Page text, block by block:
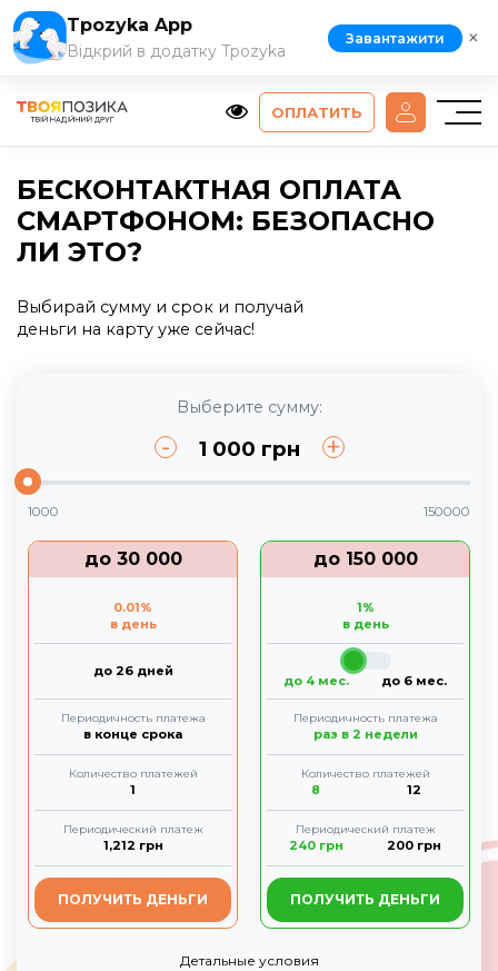
ОПЛАТИТЬ
БЕСКОНТАКТНАЯ ОПЛАТА
СМАРТФОНОМ: БЕЗОПАСНО
ЛИ ЭТО?
Выбирай сумму и срок и получай
деньги на карту уже сейчас!
Выберите сумму:
- 1 000 грн +
1000 150000
до 30 000
0.01%
в день
до 26 дней
Периодичность платежа
в конце срока
Количество платежей
1
Периодический платеж
1,212 грн
ПОЛУЧИТЬ ДЕНЬГИ
до 150 000
1%
в день
до 4 мес. до 6 мес.
Периодичность платежа
раз в 2 недели
Количество платежей
8 12
Периодический платеж
240грн 200 грн
ПОЛУЧИТЬ ДЕНЬГИ
Детальные условия
Tpozyka App
Відкрий в додатку Tpozyka
Завантажити ×